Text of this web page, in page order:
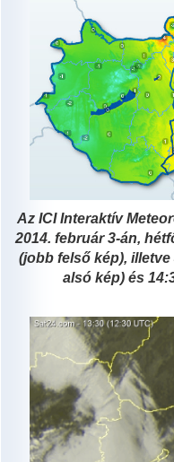
Az ICI Interaktív
2014. február 3-án,
(jobb felső kép),
alsó kép) és